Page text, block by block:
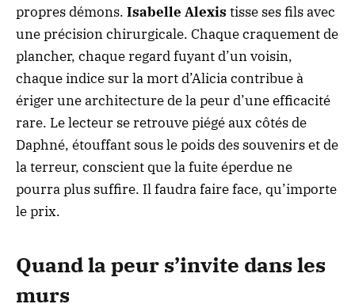
propres démons. Isabelle Alexis tisse ses fils avec
une précision chirurgicale. Chaque craquement de
plancher, chaque regard fuyant d’un voisin,
chaque indice sur la mort d’Alicia contribue à
ériger une architecture de la peur d’une efficacité
rare. Le lecteur se retrouve piégé aux côtés de
Daphné, étouffant sous le poids des souvenirs et de
la terreur, conscient que la fuite éperdue ne
pourra plus suffire. Il faudra faire face, qu’importe
le prix.
Quand la peur s’invite dans les
murs